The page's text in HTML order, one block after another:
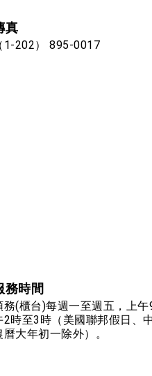
真
1-202） 895-0017
務時間
務(櫃台)每週一至週五，上
2時至3時（美國聯邦假日、
曆大年初一除外）。